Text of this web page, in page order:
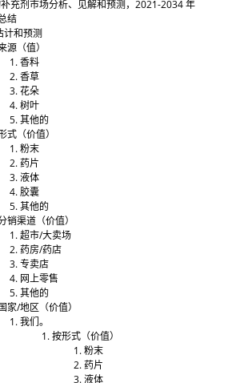
充剂市场分析、见解和预测，2021-2034 年
结
计和预测
源（值）
香料
香草
花朵
树叶
其他的
式（价值）
粉末
药片
液体
胶囊
其他的
销渠道（价值）
超市/大卖场
药房/药店
专卖店
网上零售
其他的
家/地区（价值）
我们。
按形式（价值）
粉末
药片
液体